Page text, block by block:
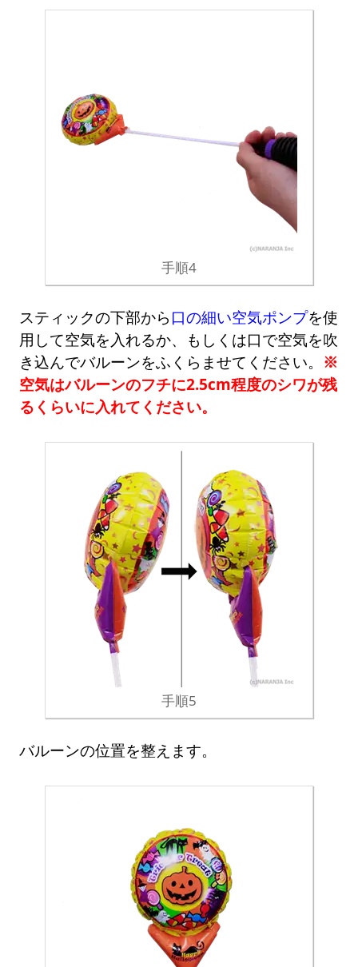
手順4
スティックの下部から 口の細い空気ポンプを使
用して空気を入れるか、もしくは口で空気を吹
き込んでバルーンをふくらませてください。 ※
空気はバルーンのフチに2.5cm程度のシワが残
るくらいに入れてください。
手順5
バルーンの位置を整えます。